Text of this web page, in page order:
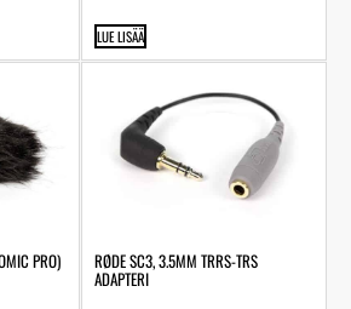
LUE LISÄÄ
PRO) RØDE SC3, 3.5MM TRRS-TRS
ADAPTERI